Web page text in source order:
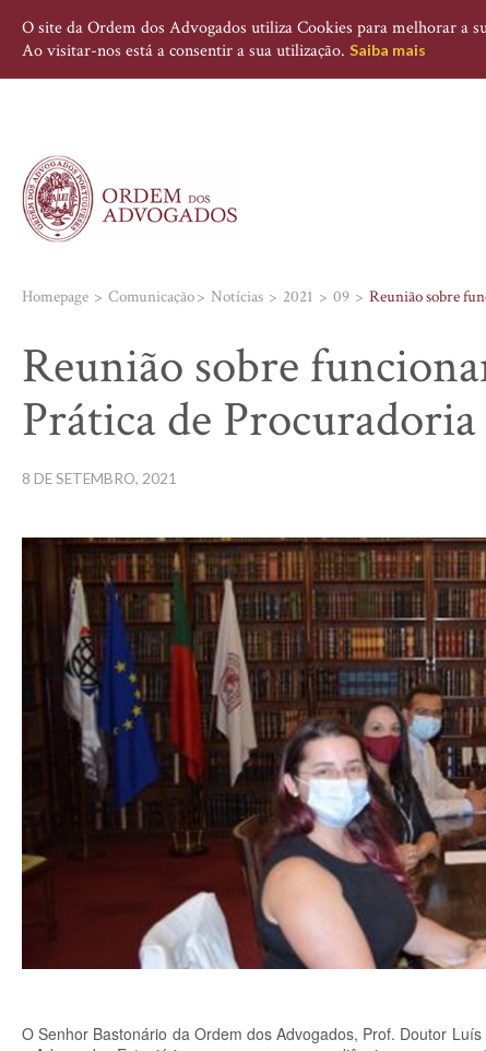
O site da Ordem dos Advogados utiliza Cookies para melhorar a
Ao visitar-nos está a consentir a sua utilização. Saiba mais
Homepage Comunicação Notícias 2021 09 Reunião sobre
Reunião sobre
Prática de
8 DE SETEMBRO, 2021
O Senhor Bastonário da Ordem dos Advogados, Prof. Doutor